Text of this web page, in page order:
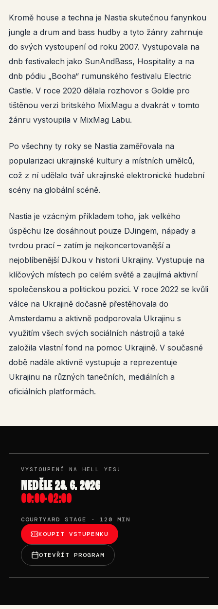
Kromě house a techna je Nastia skutečnou fanynkou
jungle a drum and bass hudby a tyto žánry zahrnuje
do svých vystoupení od roku 2007. Vystupovala na
dnb festivalech jako SunAndBass, Hospitality a na
dnb pódiu „Booha“ rumunského festivalu Electric
Castle. V roce 2020 dělala rozhovor s Goldie pro
tištěnou verzi britského MixMagu a dvakrát v tomto
žánru vystoupila v MixMag Labu.
Po všechny ty roky se Nastia zaměřovala na
popularizaci ukrajinské kultury a místních umělců,
což z ní udělalo tvář ukrajinské elektronické hudební
scény na globální scéně.
Nastia je vzácným příkladem toho, jak velkého
úspěchu lze dosáhnout pouze DJingem, nápady a
tvrdou prací – zatím je nejkoncertovanější a
nejoblíbenější DJkou v historii Ukrajiny. Vystupuje na
klíčových místech po celém světě a zaujímá aktivní
společenskou a politickou pozici. V roce 2022 se kvůli
válce na Ukrajině dočasně přestěhovala do
Amsterdamu a aktivně podporovala Ukrajinu s
využitím všech svých sociálních nástrojů a také
založila vlastní fond na pomoc Ukrajině. V současné
době nadále aktivně vystupuje a reprezentuje
Ukrajinu na různých tanečních, mediálních a
oficiálních platformách.
VYSTOUPENÍ NA HELL YES!
NEDĚLE 28. 6. 2026
00:00-02:00
COURTYARD STAGE · 120 MIN
KOUPIT VSTUPENKU
OTEVŘÍT PROGRAM